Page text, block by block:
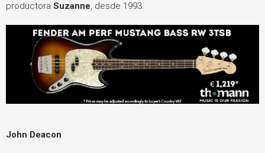
productora Suzanne, desde 1993.
John Deacon